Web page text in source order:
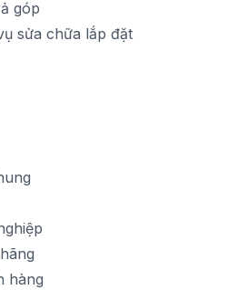
góp
sửa chữa lắp đặt
hàng